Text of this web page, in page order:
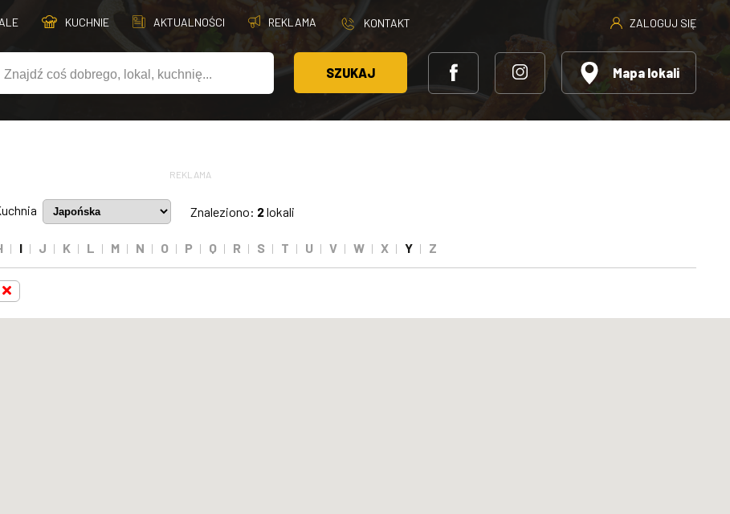
KUCHNIE AKTUALNOŚCI REKLAMA KONTAKT ZALOGUJ SIĘ
SZUKAJ Mapa lokali
REKLAMA
Znaleziono: 2lokali
I J K L M N O P Q R S T U V W X Y Z